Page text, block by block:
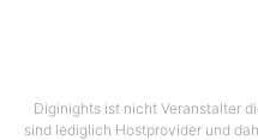
Diginights ist nicht Veranstalter
sind lediglich Hostprovider und